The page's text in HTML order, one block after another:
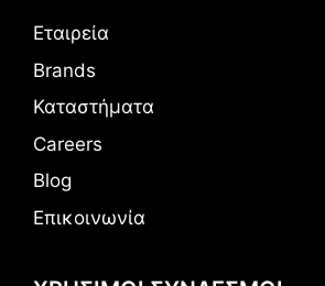
Εταιρεία
Brands
Καταστήματα
Careers
Blog
Επικοινωνία